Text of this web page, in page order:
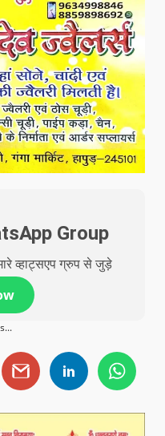
Group
व्हाट्सएप ग्रुप से जुड़े